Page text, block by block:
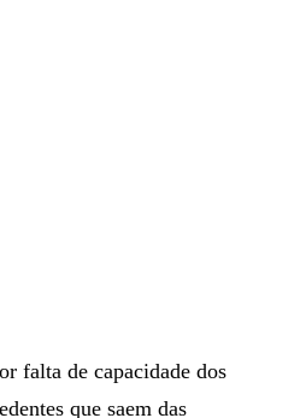
falta de capacidade dos
que saem das